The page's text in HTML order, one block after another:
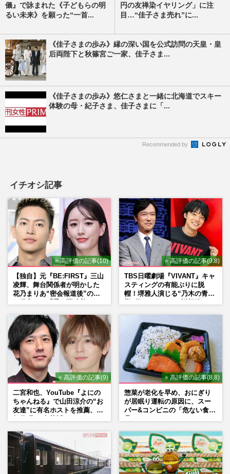
儀』で詠まれた《子どもらの明
るい未来》を願った“一首...
円の友禅染イヤリング」に注
目…“佳子さま売れ”に...
《佳子さまの歩み》縁の深い国を公式訪問の天皇・皇
后両陛下と秋篠宮ご一家、佳子さま...
《佳子さまの歩み》悠仁さまと一緒に北海道でスキー
体験の母・紀子さま、佳子さまに「...
Recommended by
イチオシ記事
⭐ 高評価の記事(10)
【独自】元『BE:FIRST』三山
凌輝、舞台関係者が明かした
花乃まりあ“密会報道後”の呆
⭐ 高評価の記事(9.8)
TBS日曜劇場『VIVANT』キャ
スティングの有能ぶりに脱
帽！堺雅人演じる“乃木の青年
⭐ 高評価の記事(9)
二宮和也、YouTube『よにの
ちゃんねる』で山田涼介の“お
友達”に有名ホストを推薦、歌
⭐ 高評価の記事(8.8)
惣菜が老化を早め、おにぎり
が居眠り運転の原因に、スー
パー&コンビニの「危ない食